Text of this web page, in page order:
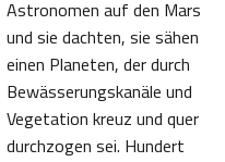
Astronomen auf den Mars
und sie dachten, sie sähen
einen Planeten, der durch
Bewässerungskanäle und
Vegetation kreuz und quer
durchzogen sei. Hundert